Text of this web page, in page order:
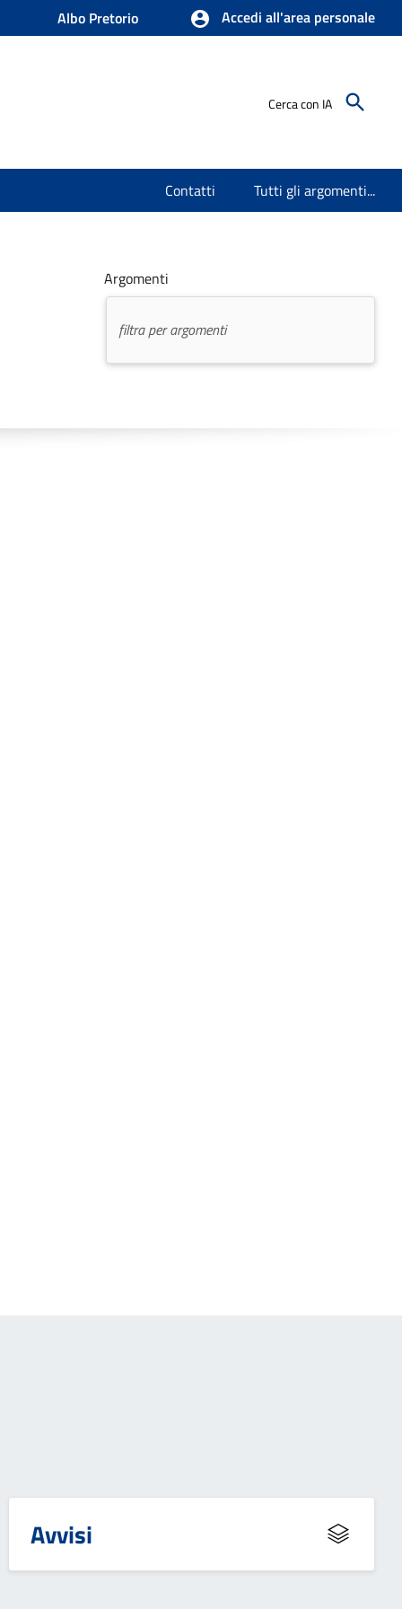
Albo Pretorio Accedi all'area personale
Cerca con IA
Contatti Tutti gli argomenti...
Argomenti
Avvisi